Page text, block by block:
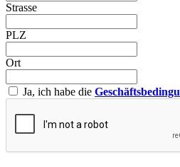
Strasse
PLZ
Ort
Ja, ich habe die